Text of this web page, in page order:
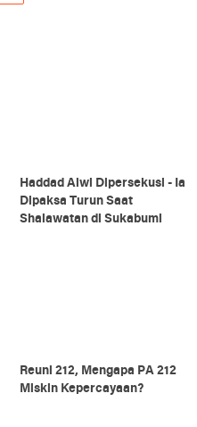
Haddad Alwi Dipersekusi - Ia
Dipaksa Turun Saat
Shalawatan di Sukabumi
Reuni 212, Mengapa PA 212
Miskin Kepercayaan?